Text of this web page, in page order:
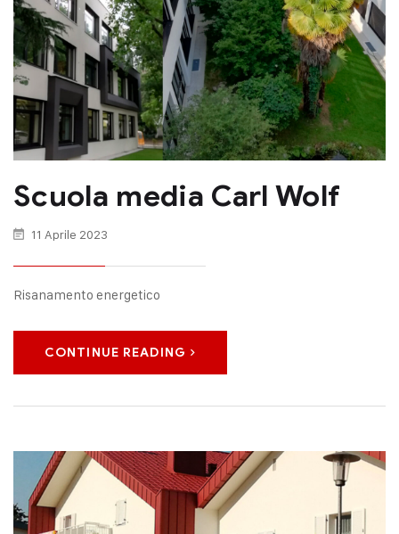
Scuola media Carl Wolf
11 Aprile 2023
Risanamento energetico
CONTINUE READING